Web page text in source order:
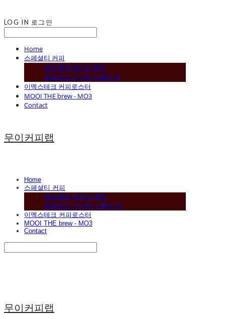
LOG IN 로그인
Home
스페셜티 커피
베리류와 와인의 향미
깔끔하고 구수한 누룽지 맛
이멕스테크 커피로스터
MOOI THE brew - MO3
Contact
무이커피랩
Home
스페셜티 커피
베리류와 와인의 향미
깔끔하고 구수한 누룽지 맛
이멕스테크 커피로스터
MOOI THE brew - MO3
Contact
무이커피랩